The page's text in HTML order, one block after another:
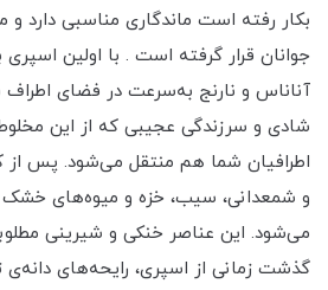
بکار رفته است ماندگاری مناسبی دارد و
جوانان قرار گرفته است . با اولین
آناناس و نارنج به‌سرعت در فضای
شادی و سرزندگی عجیبی که از این
اطرافیان شما هم منتقل می‌شود. پس از
و شمعدانی، سیب، خزه و میوه‌های خشک
می‌شود. این عناصر خنکی و شیرینی
گذشت زمانی از اسپری، رایحه‌های